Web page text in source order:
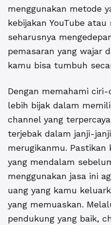
menggunakan metode
kebijakan YouTube atau
seharusnya
pemasaran yang wajar
kamu bisa tumbuh
Dengan memahami
lebih bijak dalam
channelyang
terjebak dalam janji-
merugikanmu.
yang mendalam
menggunakan jasa ini
uang yang kamu
yang memuaskan.
pendukung yang baik,